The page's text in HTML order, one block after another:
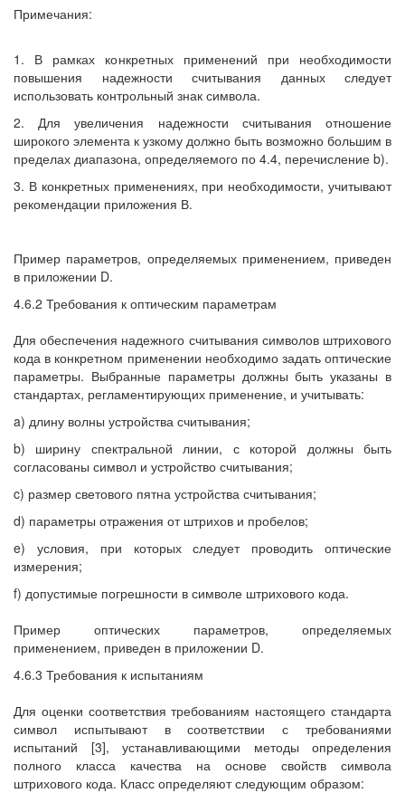
Примечания:
1. В рамках конкретных применений при необходимости
повышения надежности считывания данных следует
использовать контрольный знак символа.
2. Для увеличения надежности считывания отношение
широкого элемента к узкому должно быть возможно большим в
пределах диапазона, определяемого по 4.4, перечисление b).
3. В конкретных применениях, при необходимости, учитывают
рекомендации приложения В.
Пример параметров, определяемых применением, приведен
в приложении D.
4.6.2 Требования к оптическим параметрам
Для обеспечения надежного считывания символов штрихового
кода в конкретном применении необходимо задать оптические
параметры. Выбранные параметры должны быть указаны в
стандартах, регламентирующих применение, и учитывать:
a) длину волны устройства считывания;
b) ширину спектральной линии, с которой должны быть
согласованы символ и устройство считывания;
c) размер светового пятна устройства считывания;
d) параметры отражения от штрихов и пробелов;
e) условия, при которых следует проводить оптические
измерения;
f) допустимые погрешности в символе штрихового кода.
Пример оптических параметров, определяемых
применением, приведен в приложении D.
4.6.3 Требования к испытаниям
Для оценки соответствия требованиям настоящего стандарта
символ испытывают в соответствии с требованиями
испытаний [3], устанавливающими методы определения
полного класса качества на основе свойств символа
штрихового кода. Класс определяют следующим образом: